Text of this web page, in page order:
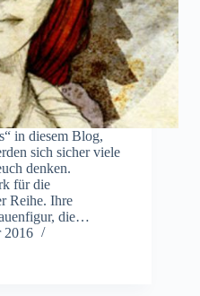
in diesem Blog,
sich sicher viele
denken.
für die
Reihe. Ihre
die…
2016